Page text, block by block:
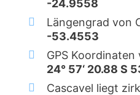
-24.9558
Längengrad von
-53.4553
GPS Koordinaten
24° 57‘ 20.88 S
Cascavel liegt